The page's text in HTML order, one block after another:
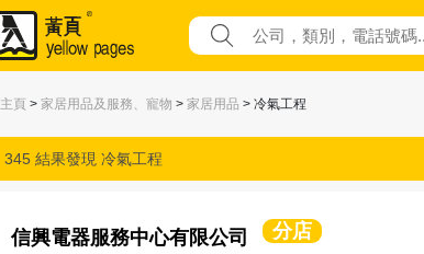
主頁 > 家居用品及服務、寵物 > 家居用品 > 冷氣工程
345 結果發現 冷氣工程
信興電器服務中心有限公司 分店